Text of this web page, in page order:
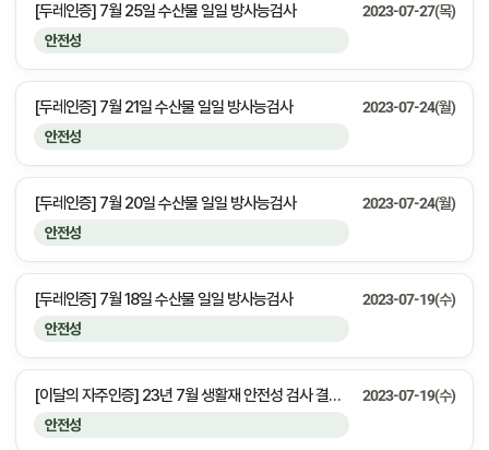
안전성
[두레인증] 7월 25일 수산물 일일 방사능검사 2023-07-27(목)
안전성
[두레인증] 7월 21일 수산물 일일 방사능검사 2023-07-24(월)
안전성
[두레인증] 7월 20일 수산물 일일 방사능검사 2023-07-24(월)
안전성
[두레인증] 7월 18일 수산물 일일 방사능검사 2023-07-19(수)
안전성
[이달의 자주인증] 23년 7월 생활재 안전성 검사 결과 안내 2023-07-19(수)